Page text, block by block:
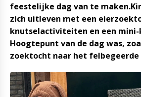
feestelijke dag van te
zich uitleven met een
knutselactiviteiten en een mini-
Hoogtepunt van de dag was,
zoektocht naar het felbegeerde